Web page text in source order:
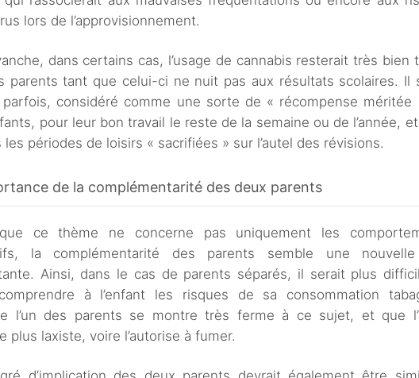
lors de l’approvisionnement.
dans certains cas, l’usage de cannabis resterait très bien
parents tant que celui-ci ne nuit pas aux résultats scolaires. Il
parfois, considéré comme une sorte de « récompense méritée
pour leur bon travail le reste de la semaine ou de l’année,
périodes de loisirs « sacrifiées » sur l’autel des révisions.
de la complémentarité des deux parents
ce thème ne concerne pas uniquement les
la complémentarité des parents semble une
Ainsi, dans le cas de parents séparés, il serait plus
à l’enfant les risques de sa consommation
l’un des parents se montre très ferme à ce sujet, et que
plus laxiste, voire l’autorise à fumer.